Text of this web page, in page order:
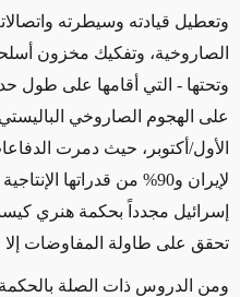
الصاروخية، وتفكيك مخزون
وتحتها - التي أقامها على طول
على الهجوم الصاروخي
الأول/أكتوبر، حيث دمرت
لإيران و90% من قدراتها
إسرائيل مجدداً بحكمة هنري
تحقق على طاولة المفاوضات
ومن الدروس ذات الصلة بالحكمة